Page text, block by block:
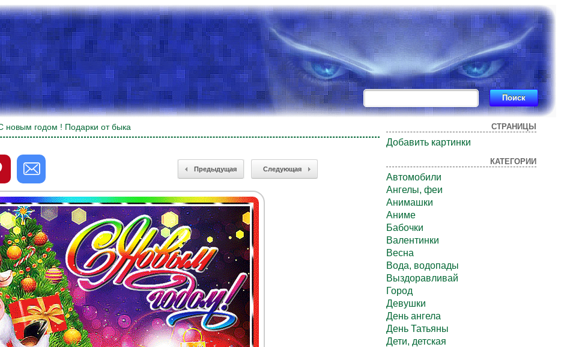
новым годом ! Подарки от быка
Предыдущая Следующая
СТРАНИЦЫ
Добавить картинки
КАТЕГОРИИ
Автомобили
Ангелы, феи
Анимашки
Аниме
Бабочки
Валентинки
Весна
Вода, водопады
Выздоравливай
Город
Девушки
День ангела
День Татьяны
Дети, детская